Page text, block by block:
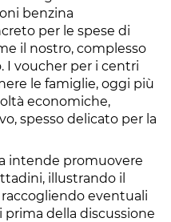
benzina
per le spese di
il nostro, complesso
I voucher per i centri
le famiglie, oggi più
economiche,
spesso delicato per la
intende promuovere
illustrando il
eventuali
della discussione